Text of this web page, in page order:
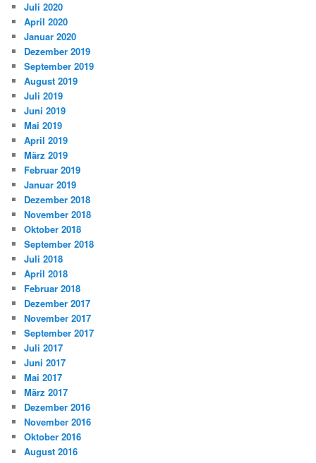
Juli 2020
April 2020
Januar 2020
Dezember 2019
September 2019
August 2019
Juli 2019
Juni 2019
Mai 2019
April 2019
März 2019
Februar 2019
Januar 2019
Dezember 2018
November 2018
Oktober 2018
September 2018
Juli 2018
April 2018
Februar 2018
Dezember 2017
November 2017
September 2017
Juli 2017
Juni 2017
Mai 2017
März 2017
Dezember 2016
November 2016
Oktober 2016
August 2016